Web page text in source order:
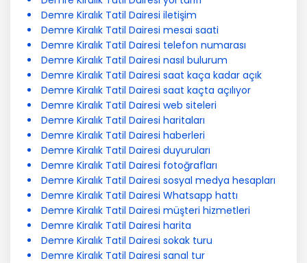
Demre Kiralık Tatil Dairesi iletişim
Demre Kiralık Tatil Dairesi mesai saati
Demre Kiralık Tatil Dairesi telefon numarası
Demre Kiralık Tatil Dairesi nasıl bulurum
Demre Kiralık Tatil Dairesi saat kaça kadar açık
Demre Kiralık Tatil Dairesi saat kaçta açılıyor
Demre Kiralık Tatil Dairesi web siteleri
Demre Kiralık Tatil Dairesi haritaları
Demre Kiralık Tatil Dairesi haberleri
Demre Kiralık Tatil Dairesi duyuruları
Demre Kiralık Tatil Dairesi fotoğrafları
Demre Kiralık Tatil Dairesi sosyal medya hesapları
Demre Kiralık Tatil Dairesi Whatsapp hattı
Demre Kiralık Tatil Dairesi müşteri hizmetleri
Demre Kiralık Tatil Dairesi harita
Demre Kiralık Tatil Dairesi sokak turu
Demre Kiralık Tatil Dairesi sanal tur